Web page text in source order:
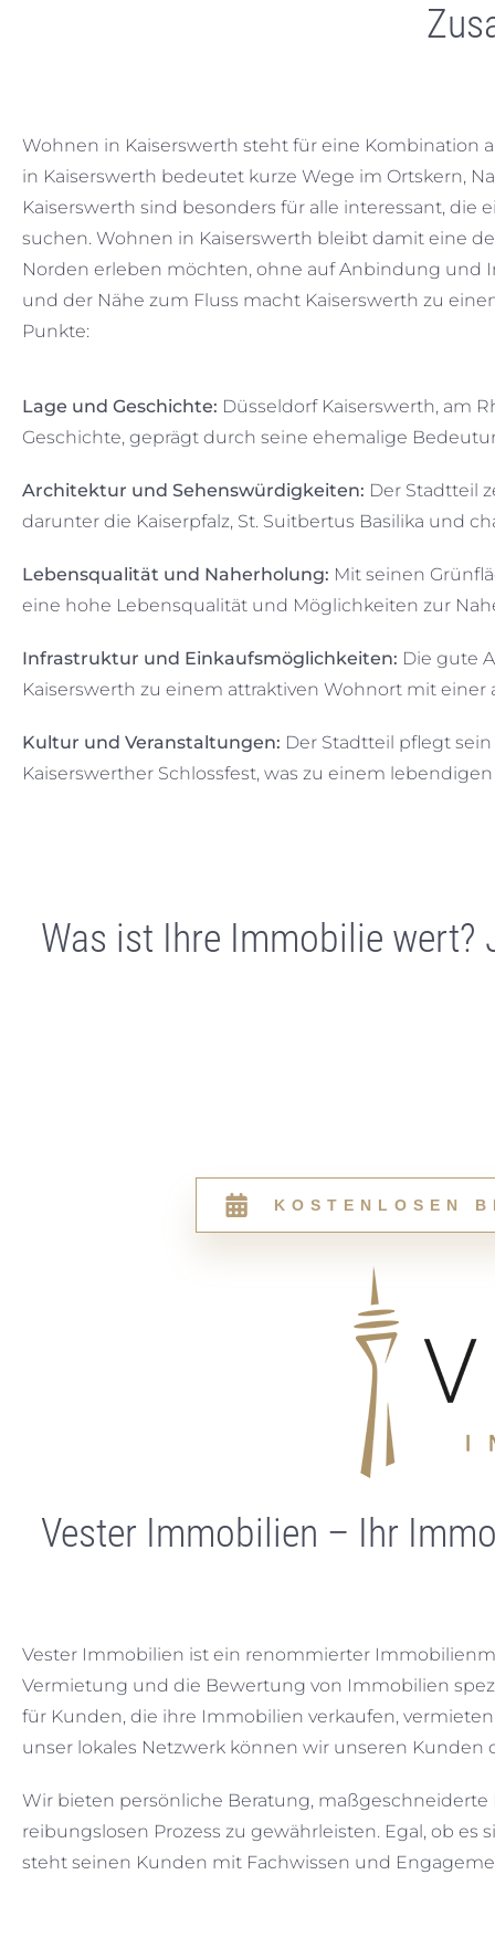
Wohnen in Kaiserswerth steht für eine Kombination
in Kaiserswerth bedeutet kurze Wege im Ortskern,
Kaiserswerth sind besonders für alle interessant,
suchen. Wohnen in Kaiserswerth bleibt damit eine
Norden erleben möchten, ohne auf Anbindung und
und der Nähe zum Fluss macht Kaiserswerth zu
Punkte:
Lage und Geschichte: Düsseldorf Kaiserswerth, am
Geschichte, geprägt durch seine ehemalige
Architektur und Sehenswürdigkeiten: Der Stadtteil
darunter die Kaiserpfalz, St. Suitbertus Basilika und
Lebensqualität und Naherholung: Mit seinen
eine hohe Lebensqualität und Möglichkeiten zur
Infrastruktur und Einkaufsmöglichkeiten: Die gute
Kaiserswerth zu einem attraktiven Wohnort mit
Kultur und Veranstaltungen: Der Stadtteil pflegt
Kaiserswerther Schlossfest, was zu einem
Was ist Ihre Immobilie
KOSTENLOSEN
Vester Immobilien – Ihr
Vester Immobilien ist ein renommierter
Vermietung und die Bewertung von Immobilien
für Kunden, die ihre Immobilien verkaufen,
unser lokales Netzwerk können wir unseren
Wir bieten persönliche Beratung,
reibungslosen Prozess zu gewährleisten. Egal, ob
steht seinen Kunden mit Fachwissen und